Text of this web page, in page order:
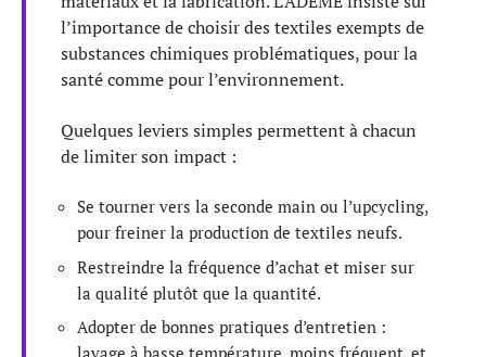
l’importance de choisir des textiles exempts de
substances chimiques problématiques, pour la
santé comme pour l’environnement.
Quelques leviers simples permettent à chacun
de limiter son impact :
Se tourner vers la seconde main ou l’upcycling,
pour freiner la production de textiles neufs.
Restreindre la fréquence d’achat et miser sur
la qualité plutôt que la quantité.
Adopter de bonnes pratiques d’entretien :